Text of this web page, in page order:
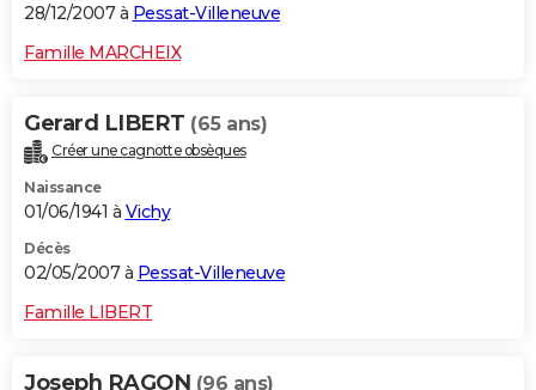
28/12/2007 à Pessat-Villeneuve
Famille MARCHEIX
Gerard LIBERT (65 ans)
Créer une cagnotte obsèques
Naissance
01/06/1941 à Vichy
Décès
02/05/2007 à Pessat-Villeneuve
Famille LIBERT
Joseph RAGON (96 ans)